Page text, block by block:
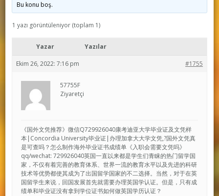
Bu konu boş.
1 yazı görüntüleniyor (toplam 1)
Yazar Yazılar
Ekim 26, 2022: 7:16 pm #1755
57755F
Ziyaretçi
《国外文凭推荐》微信Q729926040康考迪亚大学毕业证及文凭样
本|Concordia University毕业证|办理加拿大大学文凭,?国外文凭真
是可查吗？怎么制作海外毕业证书成绩单《入职会需要文凭吗》
qq/wechat: 729926040英国一直以来都是学生们青睐的热门留学国
家，不仅有着完善的教育体系、世界一流的教育水平以及先进的科研
技术等优势都使其成为了出国留学国家的不二选择。当然，对于在英
国留学生来说，回国发展首先就需要办理英国学认证。但是，只有成
绩单和毕业证没有拿到学位证书如何做英国学历认证？